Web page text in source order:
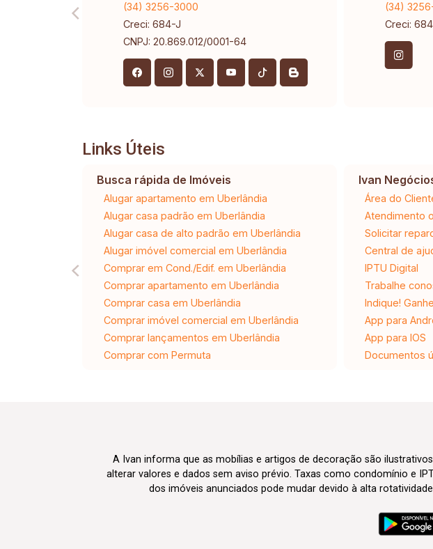
(34) 3256-3000
Creci: 684-J
CNPJ: 20.869.012/0001-64
(34)
Creci:
Links Úteis
Busca rápida de Imóveis
Alugar apartamento em Uberlândia
Alugar casa padrão em Uberlândia
Alugar casa de alto padrão em Uberlândia
Alugar imóvel comercial em Uberlândia
Comprar em Cond./Edif. em Uberlândia
Comprar apartamento em Uberlândia
Comprar casa em Uberlândia
Comprar imóvel comercial em Uberlândia
Comprar lançamentos em Uberlândia
Comprar com Permuta
Ivan
Área do
Atendimento
Solicitar
Central de
IPTU Digital
Trabalhe
Indique!
App para
App para IOS
Documentos
A Ivan informa que as mobílias e artigos de decoração são
alterar valores e dados sem aviso prévio. Taxas como condomínio e
dos imóveis anunciados pode mudar devido à alta